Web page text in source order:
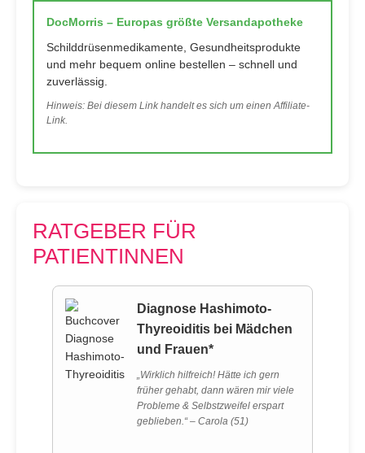
DocMorris – Europas größte Versandapotheke
Schilddrüsenmedikamente, Gesundheitsprodukte
und mehr bequem online bestellen – schnell und
zuverlässig.
Hinweis: Bei diesem Link handelt es sich um einen Affiliate-
Link.
RATGEBER FÜR
PATIENTINNEN
Diagnose Hashimoto-
Thyreoiditis bei Mädchen
und Frauen*
„Wirklich hilfreich! Hätte ich gern
früher gehabt, dann wären mir viele
Probleme & Selbstzweifel erspart
geblieben.“ – Carola (51)